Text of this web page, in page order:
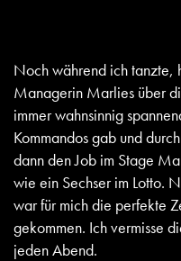
Noch während ich tanzte,
Managerin Marlies über
immer wahnsinnig
Kommandos gab und
dann den Job im Stage
wie ein Sechser im Lotto.
war für mich die perfekte
gekommen. Ich vermisse
jeden Abend.